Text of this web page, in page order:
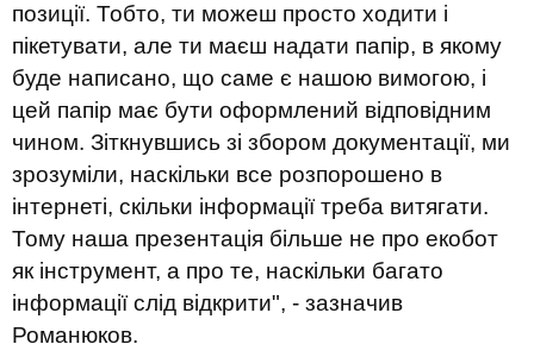
позиції. Тобто, ти можеш просто ходити і
пікетувати, але ти маєш надати папір, в якому
буде написано, що саме є нашою вимогою, і
цей папір має бути оформлений відповідним
чином. Зіткнувшись зі збором документації, ми
зрозуміли, наскільки все розпорошено в
інтернеті, скільки інформації треба витягати.
Тому наша презентація більше не про екобот
як інструмент, а про те, наскільки багато
інформації слід відкрити", - зазначив
Романюков.